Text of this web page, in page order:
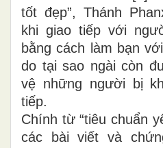
tốt đẹp”, Thánh
khi giao tiếp với
bằng cách làm bạn
do tại sao ngài còn
vệ những người bị
tiếp.
Chính từ “tiêu chuẩn
các bài viết và